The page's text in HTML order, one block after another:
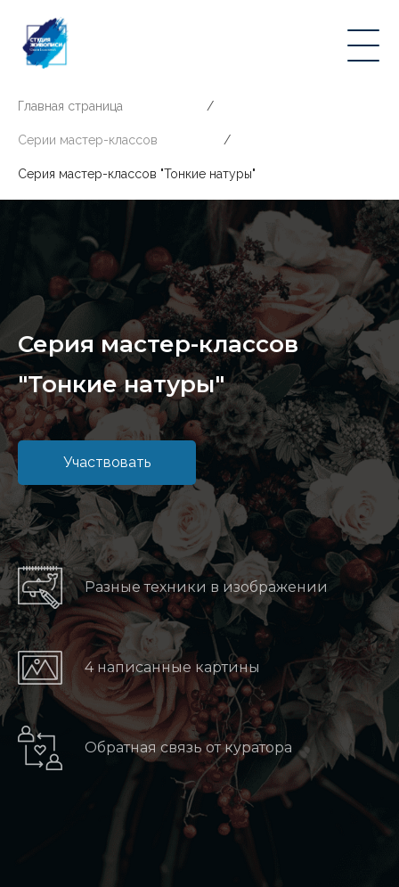
Главная страница /
Серии мастер-классов /
Серия мастер-классов "Тонкие натуры"
Серия мастер-классов
"Тонкие натуры"
Участвовать
Разные техники в изображении
4 написанные картины
Обратная связь от куратора